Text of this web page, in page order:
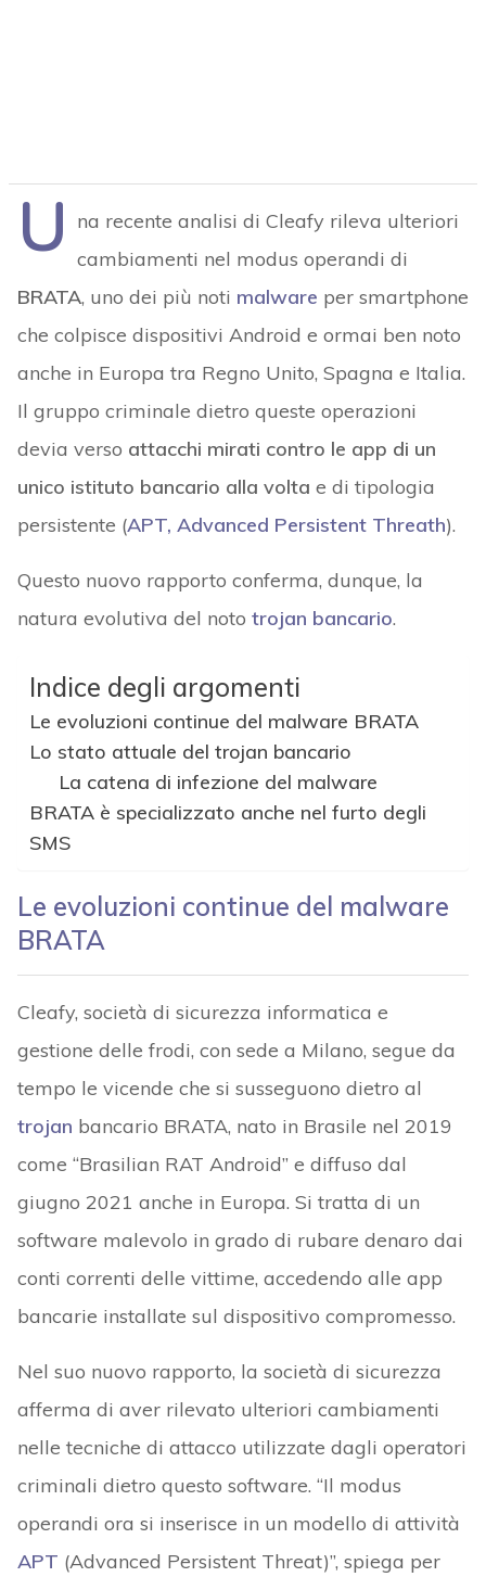
U
na recente analisi di Cleafy rileva ulteriori
cambiamenti nel modus operandi di
BRATA, uno dei più noti malware per smartphone
che colpisce dispositivi Android e ormai ben noto
anche in Europa tra Regno Unito, Spagna e Italia.
Il gruppo criminale dietro queste operazioni
devia verso attacchi mirati contro le app di un
unico istituto bancario alla volta e di tipologia
persistente (APT, Advanced Persistent Threath).
Questo nuovo rapporto conferma, dunque, la
natura evolutiva del noto trojan bancario.
Indice degli argomenti
Le evoluzioni continue del malware BRATA
Lo stato attuale del trojan bancario
La catena di infezione del malware
BRATA è specializzato anche nel furto degli
SMS
Le evoluzioni continue del malware
BRATA
Cleafy, società di sicurezza informatica e
gestione delle frodi, con sede a Milano, segue da
tempo le vicende che si susseguono dietro al
trojan bancario BRATA, nato in Brasile nel 2019
come “Brasilian RAT Android” e diffuso dal
giugno 2021 anche in Europa. Si tratta di un
software malevolo in grado di rubare denaro dai
conti correnti delle vittime, accedendo alle app
bancarie installate sul dispositivo compromesso.
Nel suo nuovo rapporto, la società di sicurezza
afferma di aver rilevato ulteriori cambiamenti
nelle tecniche di attacco utilizzate dagli operatori
criminali dietro questo software. “Il modus
operandi ora si inserisce in un modello di attività
APT (Advanced Persistent Threat)”, spiega per